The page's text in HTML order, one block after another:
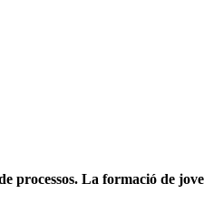
La formació de